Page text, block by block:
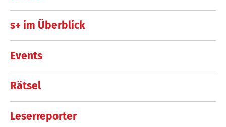
s+ im Überblick
Events
Rätsel
Leserreporter